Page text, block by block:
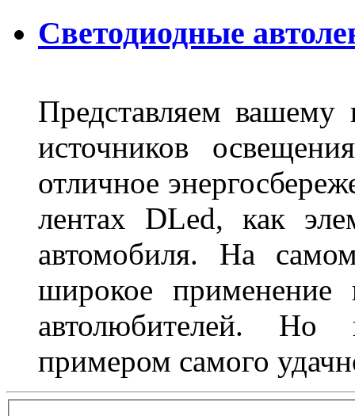
Светодиодные
Представляем
источников
отличное
лентах DLed, как
автомобиля. На
широкое
автолюбителей. Но
примером самого